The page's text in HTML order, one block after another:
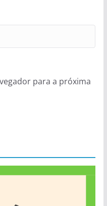
para a próxima